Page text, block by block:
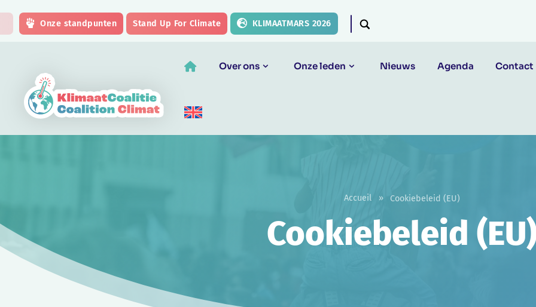
Onze standpunten Stand Up For Climate KLIMAATMARS 2026
Over ons Onze leden Nieuws Agenda Contact
Cookiebeleid
Accueil » Cookiebeleid (EU)